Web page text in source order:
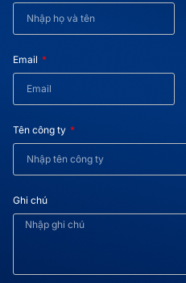
Email
Tên công ty
Ghi chú